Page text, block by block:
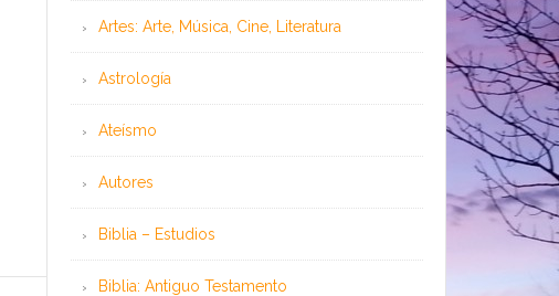
Artes: Arte, Música, Cine, Literatura
Astrología
Ateísmo
Autores
Biblia – Estudios
Biblia: Antiguo Testamento